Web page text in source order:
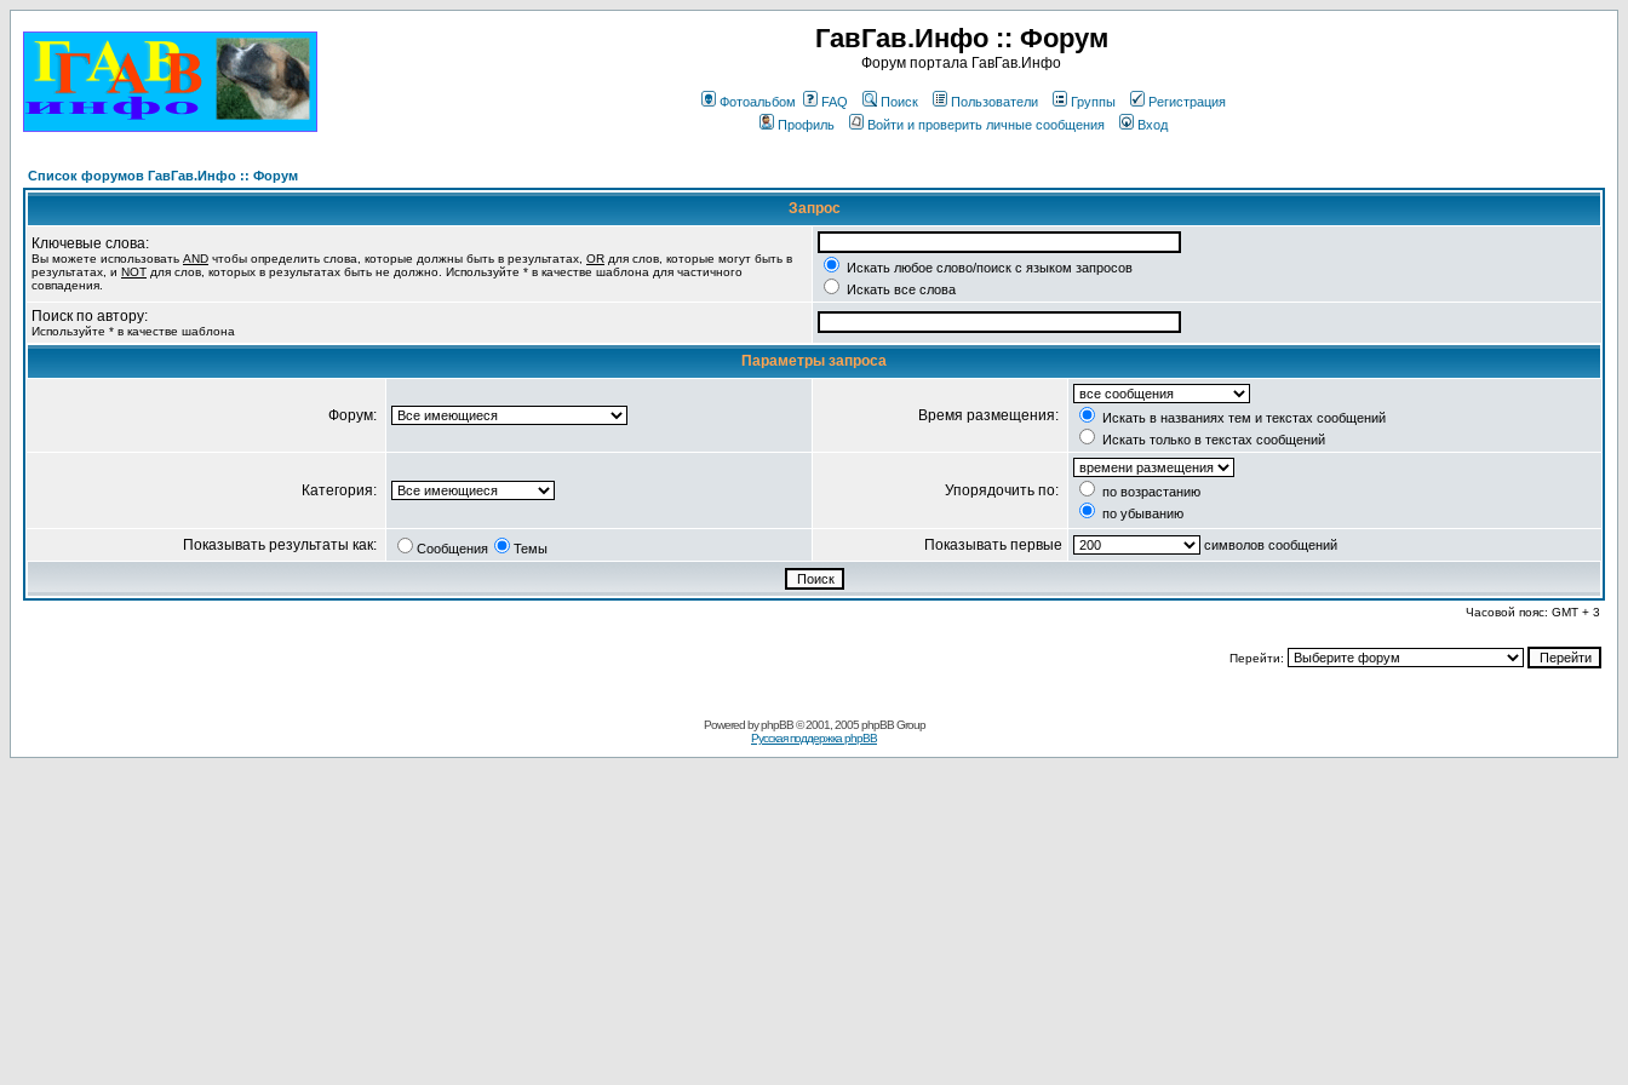
ГавГав.Инфо :: Форум
Форум портала ГавГав.Инфо
Фотоальбом FAQ Поиск Пользователи Группы
Регистрация
Профиль
Войти и проверить личные сообщения Вход
Список форумов ГавГав.Инфо :: Форум
Запрос
Ключевые слова:
Вы можете использовать AND чтобы определить слова, которые должны быть в результатах, OR для слов, которые могут быть в
результатах, и NOT для слов, которых в результатах быть не должно. Используйте * в качестве шаблона для частичного
совпадения.
Искать любое слово/поиск с языком запросов
Искать все слова
Поиск по автору:
Используйте * в качестве шаблона
Параметры запроса
Форум: Время размещения:
Искать в названиях тем и текстах сообщений
Искать только в текстах сообщений
Категория: Упорядочить по:
по возрастанию
по убыванию
Показывать результаты как: Сообщения Темы Показывать первые символов сообщений
Часовой пояс: GMT + 3
Перейти:
Powered byphpBB© 2001, 2005 phpBB Group
Русская поддержка phpBB